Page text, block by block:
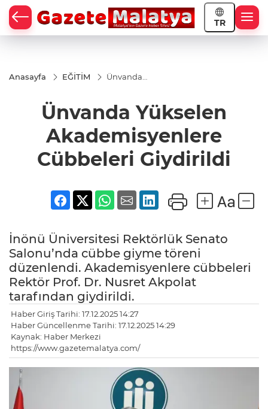
TR
Anasayfa EĞİTİM
Ünvanda
Cübbeleri
Giydirildi
Ünvanda Yükselen
Akademisyenlere
Cübbeleri Giydirildi
İnönü Üniversitesi Rektörlük Senato
Salonu’nda cübbe giyme töreni
düzenlendi. Akademisyenlere cübbeleri
Rektör Prof. Dr. Nusret Akpolat
tarafından giydirildi.
Haber Giriş Tarihi: 17.12.2025 14:27
Haber Güncellenme Tarihi: 17.12.2025 14:29
Kaynak: Haber Merkezi
https://www.gazetemalatya.com/